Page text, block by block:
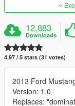
12,883
Downloads
4.97 / 5 stars (31 votes)
2013 Ford
Version: 1.0
Replaces: